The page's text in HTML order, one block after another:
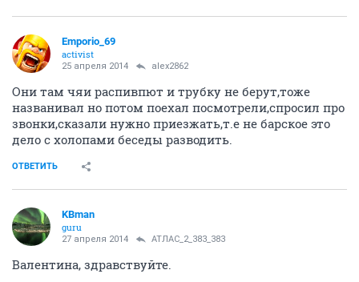
Emporio_69
activist
25 апреля 2014 alex2862
Они там чяи распивпют и трубку не берут,тоже
названивал но потом поехал посмотрели,спросил про
звонки,сказали нужно приезжать,т.е не барское это
дело с холопами беседы разводить.
ОТВЕТИТЬ
KBman
guru
27 апреля 2014 АТЛАС_2_383_383
Валентина, здравствуйте.